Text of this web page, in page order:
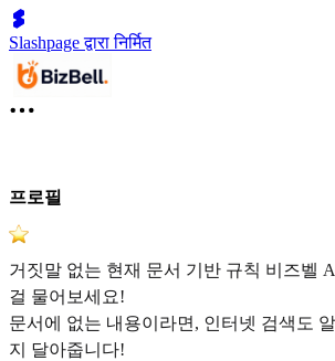
Slashpage द्वारा निर्मित
프로필
거짓말 없는 현재 문서 기반 규칙 비즈벨
걸 물어보세요!
문서에 없는 내용이라면, 인터넷 검색도
지 달아줍니다!